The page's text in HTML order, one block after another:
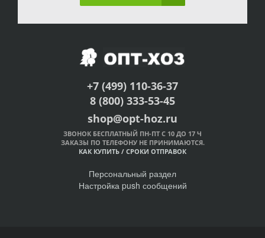
+7 (499) 110-36-37
8 (800) 333-53-45
shop@opt-hoz.ru
ЗВОНОК БЕСПЛАТНЫЙ ПН-ПТ С 10 ДО 17 Ч
ЗАКАЗЫ ПО ТЕЛЕФОНУ НЕ ПРИНИМАЮТСЯ.
КАК КУПИТЬ / СРОКИ ОТПРАВОК
Персональный раздел
Настройка push сообщений